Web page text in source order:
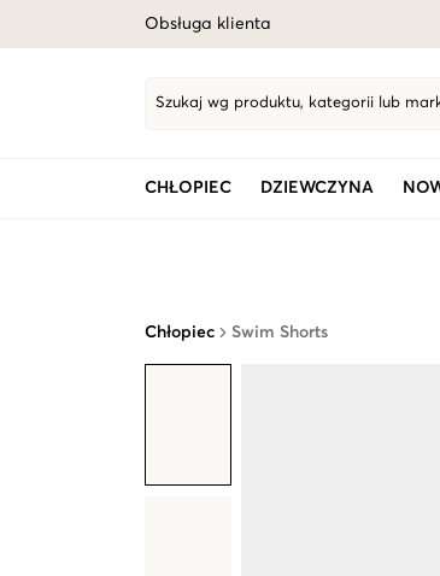
Obsługa klienta
Szukaj wg produktu, kategorii lub
CHŁOPIEC DZIEWCZYNA
Chłopiec Swim Shorts